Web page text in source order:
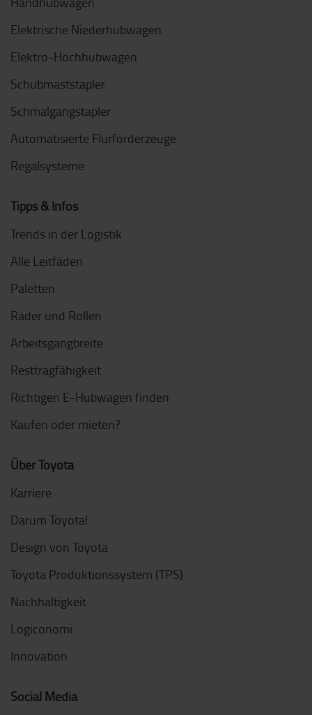
Elektrische Niederhubwagen
Elektro-Hochhubwagen
Schubmaststapler
Schmalgangstapler
Automatisierte Flurförderzeuge
Regalsysteme
Tipps & Infos
Trends in der Logistik
Alle Leitfäden
Paletten
Räder und Rollen
Arbeitsgangbreite
Resttragfähigkeit
Richtigen E-Hubwagen finden
Kaufen oder mieten?
Über Toyota
Karriere
Darum Toyota!
Design von Toyota
Toyota Produktionssystem (TPS)
Nachhaltigkeit
Logiconomi
Innovation
Social Media